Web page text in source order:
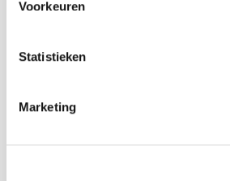
Voorkeuren
Statistieken
Marketing
en duurzame